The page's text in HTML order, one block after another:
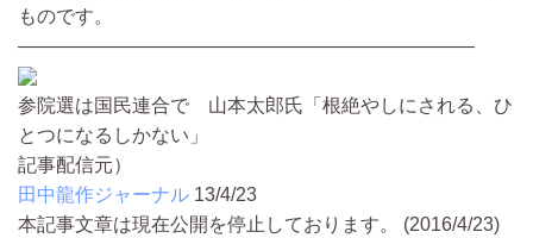
ものです。
————————————————————————
参院選は国民連合で 山本太郎氏「根絶やしにされる、ひ
とつになるしかない」
記事配信元）
田中龍作ジャーナル 13/4/23
本記事文章は現在公開を停止しております。 (2016/4/23)